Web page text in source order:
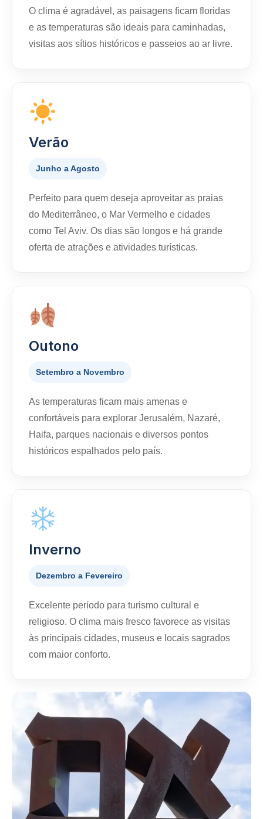
O clima é agradável, as paisagens ficam floridas
e as temperaturas são ideais para caminhadas,
visitas aos sítios históricos e passeios ao ar livre.
Verão
Junho a Agosto
Perfeito para quem deseja aproveitar as praias
do Mediterrâneo, o Mar Vermelho e cidades
como Tel Aviv. Os dias são longos e há grande
oferta de atrações e atividades turísticas.
Outono
Setembro a Novembro
As temperaturas ficam mais amenas e
confortáveis para explorar Jerusalém, Nazaré,
Haifa, parques nacionais e diversos pontos
históricos espalhados pelo país.
Inverno
Dezembro a Fevereiro
Excelente período para turismo cultural e
religioso. O clima mais fresco favorece as visitas
às principais cidades, museus e locais sagrados
com maior conforto.